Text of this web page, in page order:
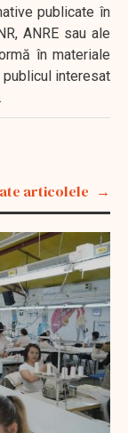
publicate în
ANRE sau ale
în materiale
publicul interesat
articolele